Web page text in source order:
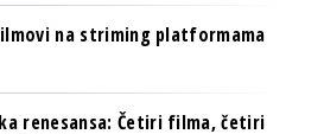
na striming platformama
renesansa: Četiri filma, četiri